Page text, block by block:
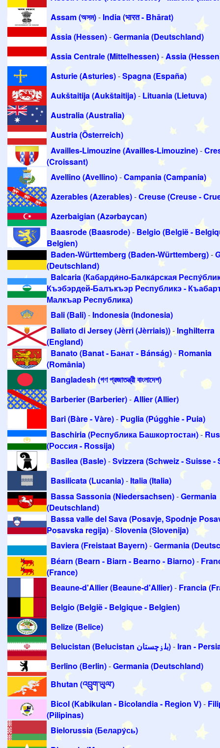
Assam (অসম)- India (भारत - Bhārat)
Assia (Hessen)-Germania (Deutschland)
Assia Centrale (Mittelhessen)-Assia
Asturie (Asturies)-Spagna (España)
Aukštaitija (Aukštaitija)- Lituania (Lietuva)
Australia (Australia)
Austria (Österreich)
Availles-Limouzine (Availles-Limouzine)-
(Croissant)
Avellino (Avellino)-Campania (Campania)
Azerables (Azerables)-Creuse (Creuse -
Azerbaigian (Azərbaycan)
Baasrode (Baasrode)- Belgio (België -
Belgien)
Baden-Württemberg (Baden-Württemberg)-
(Deutschland)
Balcaria (Кабарди́но-Балка́рская
Къэбэрдей-Балъкъэр Республикэ -
Малкъар Республика)
Bali (Bali)- Indonesia (Indonesia)
Baliato di Jersey (Jèrri (Jèrriais))- Inghilterra
(England)
Banato (Banat - Банат - Bánság)- Romania
(România)
Bangladesh (গণ প্রজাতন্ত্রী বাংলাদেশ)
Barberier (Barberier)-Allier (Allier)
Bari (Bàre - Vàre)- Puglia (Púgghie - Puia)
Baschiria (Республика Башкортостан)-
(Россия - Rossija)
Basilea (Basle)-Svizzera (Schweiz - Suisse -
Basilicata (Lucania)- Italia (Italia)
Bassa Sassonia (Niedersachsen)-Germania
(Deutschland)
Bassa valle del Sava (Posavje, Spodnje
Posavska regija)-Slovenia (Slovenija)
Baviera (Freistaat Bayern)-Germania
Béarn (Bearn - Biarn - Bearno - Biarno)-
(France)
Beaune-d'Allier (Beaune-d'Allier)- Francia
Belgio (België - Belgique - Belgien)
Belize (Belice)
Belucistan (Belucistan بلۏچستان)-
Berlino (Berlin)-Germania (Deutschland)
Bhutan (འབྲུག་ཡུལ་)
Bicol (Kabikulan - Bicolandia - Region V)-
(Pilipinas)
Bielorussia (Белару́сь)